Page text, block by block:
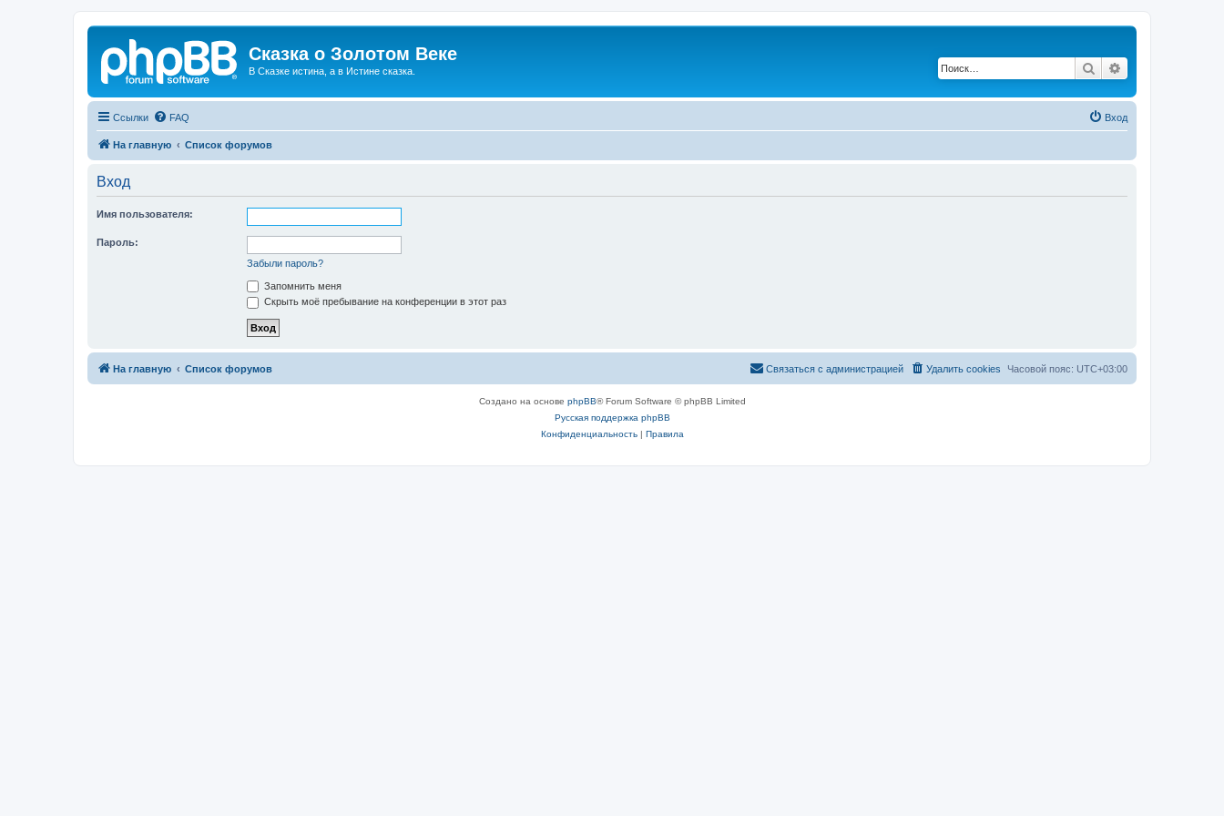
Сказка о Золотом Веке
В Сказке истина, а в Истине сказка. Поиск
Ссылки FAQ Вход
На главную Список форумов
Вход
Имя пользователя:
Пароль:
Забыли пароль?
Запомнить меня
Скрыть моё пребывание на конференции в этот раз
На главную Список форумов Часовой пояс: UTC+03:00
Удалить cookies
Связаться с администрацией
Создано на основе phpBB® Forum Software © phpBB Limited
Русская поддержка phpBB
Конфиденциальность| Правила